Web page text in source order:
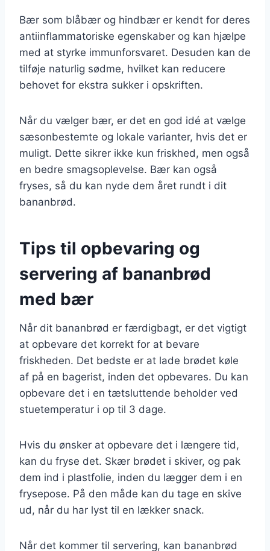
Bær som blåbær og hindbær er kendt for deres
antiinflammatoriske egenskaber og kan hjælpe
med at styrke immunforsvaret. Desuden kan de
tilføje naturlig sødme, hvilket kan reducere
behovet for ekstra sukker i opskriften.
Når du vælger bær, er det en god idé at vælge
sæsonbestemte og lokale varianter, hvis det er
muligt. Dette sikrer ikke kun friskhed, men også
en bedre smagsoplevelse. Bær kan også
fryses, så du kan nyde dem året rundt i dit
bananbrød.
Tips til opbevaring og
servering af bananbrød
med bær
Når dit bananbrød er færdigbagt, er det vigtigt
at opbevare det korrekt for at bevare
friskheden. Det bedste er at lade brødet køle
af på en bagerist, inden det opbevares. Du kan
opbevare det i en tætsluttende beholder ved
stuetemperatur i op til 3 dage.
Hvis du ønsker at opbevare det i længere tid,
kan du fryse det. Skær brødet i skiver, og pak
dem ind i plastfolie, inden du lægger dem i en
frysepose. På den måde kan du tage en skive
ud, når du har lyst til en lækker snack.
Når det kommer til servering, kan bananbrød